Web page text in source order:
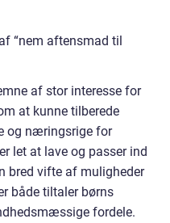
“nem aftensmad til
af stor interesse for
at kunne tilberede
og næringsrige for
let at lave og passer ind
bred vifte af muligheder
både tiltaler børns
fordele.